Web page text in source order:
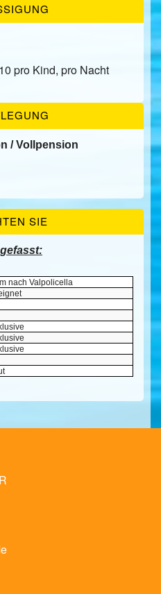
pro Kind, pro Nacht
/ Vollpension
SIE
nach Valpolicella